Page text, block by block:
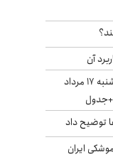
آن
قیمت جدید گوشت مرغ امروز شنبه ۱۷ مرداد
توضیح داد
ایران